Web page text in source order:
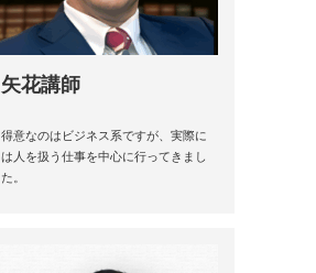
矢花講師
得意なのはビジネス系ですが、実際に
は人を扱う仕事を中心に行ってきまし
た。